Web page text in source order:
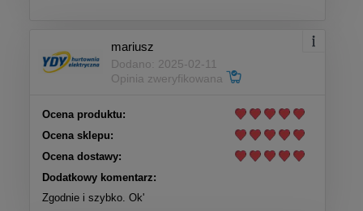
mariusz
Dodano: 2025-02-11
Opinia zweryfikowana
Ocena produktu:
Ocena sklepu:
Ocena dostawy:
Dodatkowy komentarz:
Zgodnie i szybko. Ok'